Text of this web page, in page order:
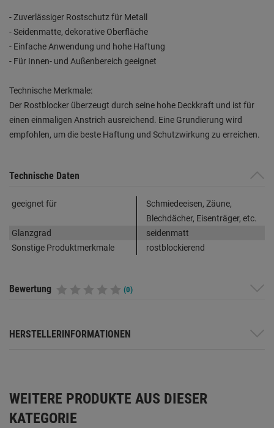
- Zuverlässiger Rostschutz für Metall
- Seidenmatte, dekorative Oberfläche
- Einfache Anwendung und hohe Haftung
- Für Innen- und Außenbereich geeignet
Technische Merkmale:
Der Rostblocker überzeugt durch seine hohe Deckkraft und ist für
einen einmaligen Anstrich ausreichend. Eine Grundierung wird
empfohlen, um die beste Haftung und Schutzwirkung zu erreichen.
Technische Daten
geeignet für
Schmiedeeisen, Zäune,
Blechdächer, Eisenträger, etc.
Glanzgrad
seidenmatt
Sonstige Produktmerkmale
rostblockierend
Bewertung (0)
HERSTELLERINFORMATIONEN
WEITERE PRODUKTE AUS DIESER
KATEGORIE